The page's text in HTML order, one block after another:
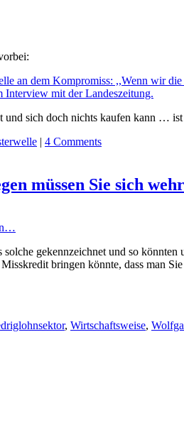
an dem Kompromiss: ,,Wenn wir
Interview mit der Landeszeitung.
und sich doch nichts kaufen kann …
| 4 Comments
müssen Sie sich
solche gekennzeichnet und so
bringen könnte, dass man
, Wirtschaftsweise,